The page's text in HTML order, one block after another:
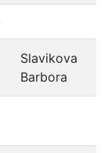
Slavikova
Barbora